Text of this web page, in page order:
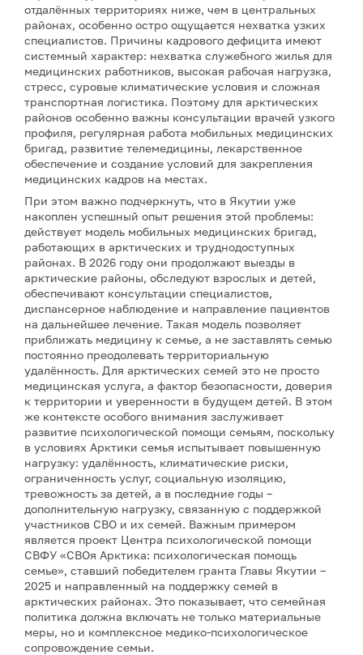
отдалённых территориях ниже, чем в центральных
районах, особенно остро ощущается нехватка узких
специалистов. Причины кадрового дефицита имеют
системный характер: нехватка служебного жилья для
медицинских работников, высокая рабочая нагрузка,
стресс, суровые климатические условия и сложная
транспортная логистика. Поэтому для арктических
районов особенно важны консультации врачей узкого
профиля, регулярная работа мобильных медицинских
бригад, развитие телемедицины, лекарственное
обеспечение и создание условий для закрепления
медицинских кадров на местах.
При этом важно подчеркнуть, что в Якутии уже
накоплен успешный опыт решения этой проблемы:
действует модель мобильных медицинских бригад,
работающих в арктических и труднодоступных
районах. В 2026 году они продолжают выезды в
арктические районы, обследуют взрослых и детей,
обеспечивают консультации специалистов,
диспансерное наблюдение и направление пациентов
на дальнейшее лечение. Такая модель позволяет
приближать медицину к семье, а не заставлять семью
постоянно преодолевать территориальную
удалённость. Для арктических семей это не просто
медицинская услуга, а фактор безопасности, доверия
к территории и уверенности в будущем детей. В этом
же контексте особого внимания заслуживает
развитие психологической помощи семьям, поскольку
в условиях Арктики семья испытывает повышенную
нагрузку: удалённость, климатические риски,
ограниченность услуг, социальную изоляцию,
тревожность за детей, а в последние годы –
дополнительную нагрузку, связанную с поддержкой
участников СВО и их семей. Важным примером
является проект Центра психологической помощи
СВФУ «СВОя Арктика: психологическая помощь
семье», ставший победителем гранта Главы Якутии –
2025 и направленный на поддержку семей в
арктических районах. Это показывает, что семейная
политика должна включать не только материальные
меры, но и комплексное медико-психологическое
сопровождение семьи.